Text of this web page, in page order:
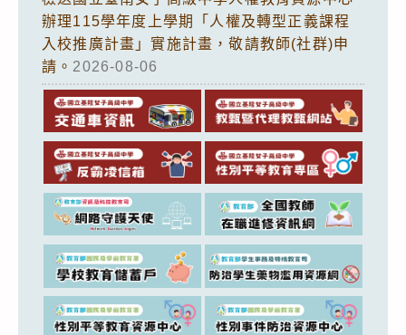
辦理115學年度上學期「人權及轉型正義課程
入校推廣計畫」實施計畫，敬請教師(社群)申
請。 2026-08-06